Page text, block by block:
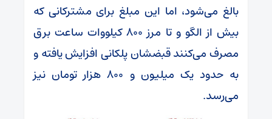
بالغ می‌شود، اما این مبلغ برای مشترکانی که
بیش از الگو و تا مرز ۸۰۰ کیلووات ساعت برق
مصرف می‌کنند قبضشان پلکانی افزایش یافته و
به حدود یک میلیون و ۸۰۰ هزار تومان نیز
می‌رسد.